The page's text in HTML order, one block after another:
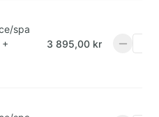
spa
3 895,00 kr